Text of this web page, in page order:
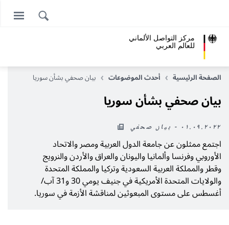
مركز التواصل الألماني
للعالم العربي
الصفحة الرئيسية أحدث الموضوعات بيان صحفي بشأن سوريا
بيان صحفي بشأن سوريا
٠١.٠٩.٢٠٢٢ - بيان صحفي
اجتمع ممثلون عن جامعة الدول العربية ومصر والاتحاد
الأوروبي وفرنسا وألمانيا واليونان والعراق والأردن والنرويج
وقطر والمملكة العربية السعودية وتركيا والمملكة المتحدة
والولايات المتحدة الأمريكية في جنيف يومي 30 و31 آب/
أغسطس على مستوى المبعوثين لمناقشة الأزمة في سوريا.